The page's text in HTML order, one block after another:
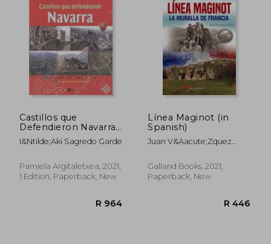
Castillos que
Defendieron Navarra:
Tomo i: De Laguardia
a Foix, del Moncayo a
(Ganbara) (in Spanish)
I&Ntilde;Aki Sagredo Garde
Pamiela Argitaletxea, 2021,
1 Edition, Paperback, New
Línea Maginot (in
Spanish)
Juan V&Aacute;Zquez
Galland Books, 2021,
Paperback, New